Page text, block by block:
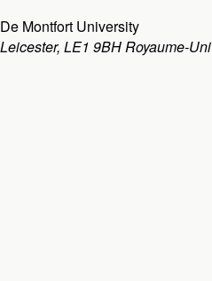
De Montfort University
Leicester, LE1 9BHRoyaume-Uni